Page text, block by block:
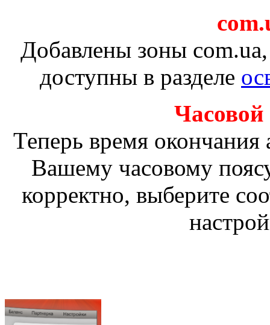
Добавлены зоны
доступны в разделе
Часовой
Теперь время окончания
Вашему часовому
корректно, выберите